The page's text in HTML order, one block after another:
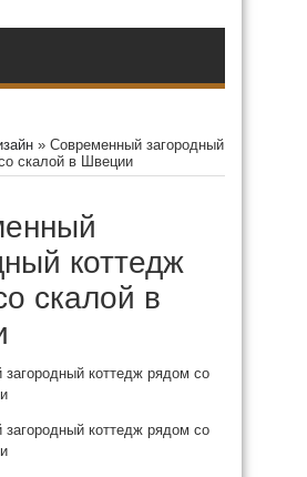
» Современный загородный
скалой в Швеции
коттедж
скалой в